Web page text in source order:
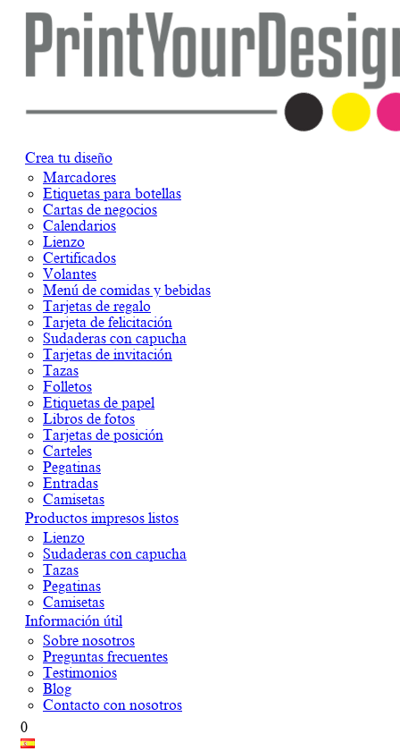
Crea tu diseño
Marcadores
Etiquetas para botellas
Cartas de negocios
Calendarios
Lienzo
Certificados
Volantes
Menú de comidas y bebidas
Tarjetas de regalo
Tarjeta de felicitación
Sudaderas con capucha
Tarjetas de invitación
Tazas
Folletos
Etiquetas de papel
Libros de fotos
Tarjetas de posición
Carteles
Pegatinas
Entradas
Camisetas
Productos impresos listos
Lienzo
Sudaderas con capucha
Tazas
Pegatinas
Camisetas
Información útil
Sobre nosotros
Preguntas frecuentes
Testimonios
Blog
Contacto con nosotros
0